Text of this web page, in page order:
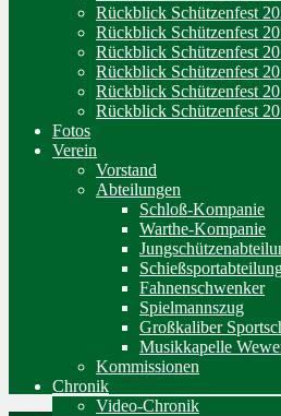
Rückblick Schützenfest
Rückblick Schützenfest
Rückblick Schützenfest
Rückblick Schützenfest
Rückblick Schützenfest
Rückblick Schützenfest
Fotos
Verein
Vorstand
Abteilungen
Schloß-Kompanie
Warthe-Kompanie
Fahnenschwenker
Spielmannszug
Großkaliber
Musikkapelle
Kommissionen
Chronik
Video-Chronik